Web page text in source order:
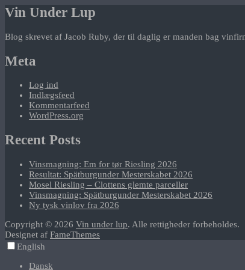
Vin Under Lup
Blog skrevet af Jacob Ruby, der til daglig er manden bag
Meta
Log ind
Indlægsfeed
Kommentarfeed
WordPress.org
Recent Posts
Vinsmagning: Em for tør Riesling 2026
Resultat: Spätburgunder Mesterskabet 2026
Mosel Riesling – Clottens glemte parceller
Vinsmagning: Spätburgunder Mesterskabet 2026
Ny tysk vinlov fra 2026
Copyright © 2026 Vin under lup. Alle rettigheder forbeholdes.
Designet af FameThemes
English
Dansk